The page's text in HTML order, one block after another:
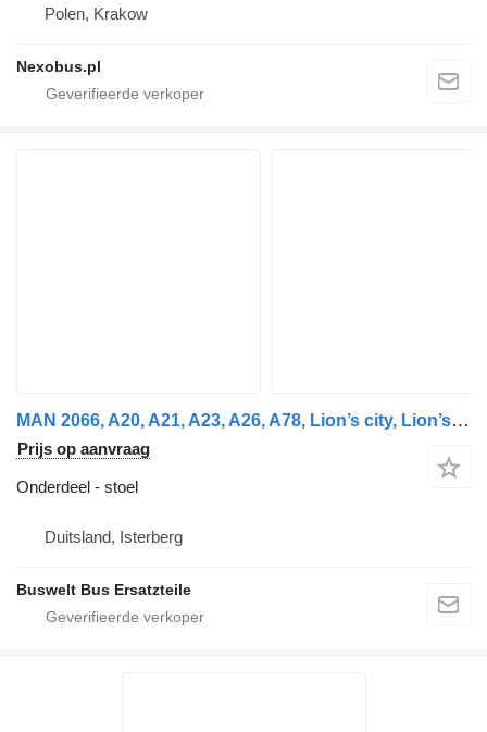
Polen, Krakow
Nexobus.pl
MAN 2066, A20, A21, A23, A26, A78, Lion’s city, Lion’s coach, L stoel voor Neoplan Cityliner, Euroliner, Skyliner, Spaceliner, Starliner, Tourliner bus
Prijs op aanvraag
Onderdeel - stoel
Duitsland, Isterberg
Buswelt Bus Ersatzteile